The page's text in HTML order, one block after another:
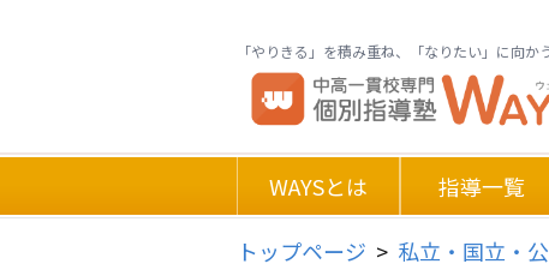
「やりきる」を積み重ね、「なりたい」に向か
WAYSとは 指導一覧
トップページ > 私立・国立・